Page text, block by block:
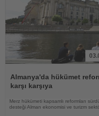
Oku
Almanya'da hükümet
karşı karşıya
Merz hükümeti kapsamlı reformları
desteği Alman ekonomisi ve turizm